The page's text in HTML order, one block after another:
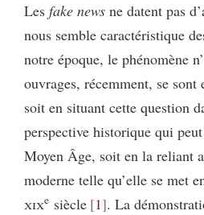
Les fake news ne datent pas
nous semble caractéristique
notre époque, le phénomène
ouvrages, récemment, se
soit en situant cette question
perspective historique qui
Moyen Âge, soit en la reliant
moderne telle qu’elle se met
xixe siècle 1 . La